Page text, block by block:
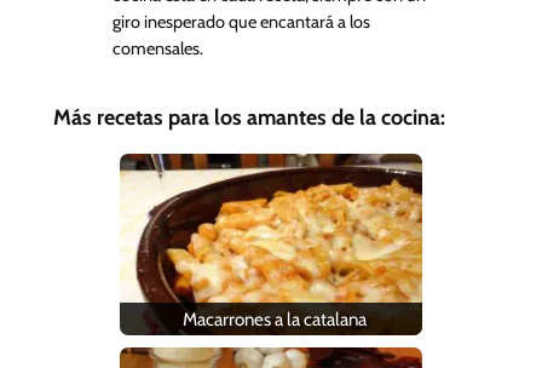
giro inesperado que encantará a los
comensales.
Más recetas para los amantes de la cocina:
Macarrones a la catalana